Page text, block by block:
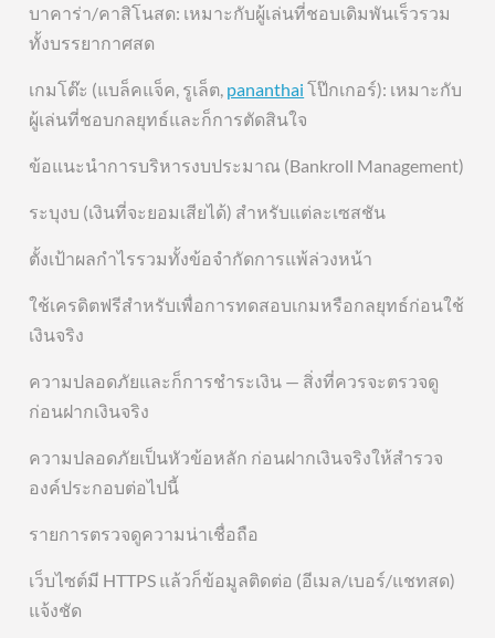
บาคาร่า/คาสิโนสด: เหมาะกับผู้เล่นที่ชอบเดิมพันเร็วรวม
ทั้งบรรยากาศสด
เกมโต๊ะ (แบล็คแจ็ค, รูเล็ต, pananthai โป๊กเกอร์): เหมาะกับ
ผู้เล่นที่ชอบกลยุทธ์และก็การตัดสินใจ
ข้อแนะนำการบริหารงบประมาณ (Bankroll Management)
ระบุงบ (เงินที่จะยอมเสียได้) สำหรับแต่ละเซสชัน
ตั้งเป้าผลกำไรรวมทั้งข้อจำกัดการแพ้ล่วงหน้า
ใช้เครดิตฟรีสำหรับเพื่อการทดสอบเกมหรือกลยุทธ์ก่อนใช้
เงินจริง
ความปลอดภัยและก็การชำระเงิน — สิ่งที่ควรจะตรวจดู
ก่อนฝากเงินจริง
ความปลอดภัยเป็นหัวข้อหลัก ก่อนฝากเงินจริงให้สำรวจ
องค์ประกอบต่อไปนี้
รายการตรวจดูความน่าเชื่อถือ
เว็บไซต์มี HTTPS แล้วก็ข้อมูลติดต่อ (อีเมล/เบอร์/แชทสด)
แจ้งชัด